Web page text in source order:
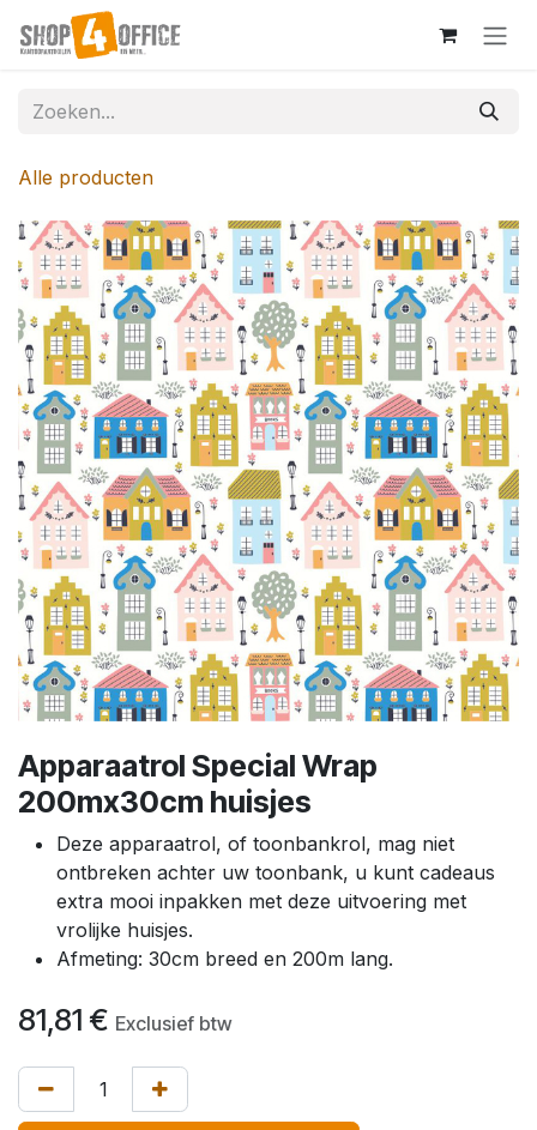
Overslaan naar inhoud
Alle producten
Apparaatrol Special Wrap
200mx30cm huisjes
Deze apparaatrol, of toonbankrol, mag niet
ontbreken achter uw toonbank, u kunt cadeaus
extra mooi inpakken met deze uitvoering met
vrolijke huisjes.
Afmeting: 30cm breed en 200m lang.
81,81 € Exclusief btw